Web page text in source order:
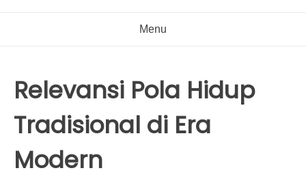
Menu
Relevansi Pola Hidup
Tradisional di Era
Modern